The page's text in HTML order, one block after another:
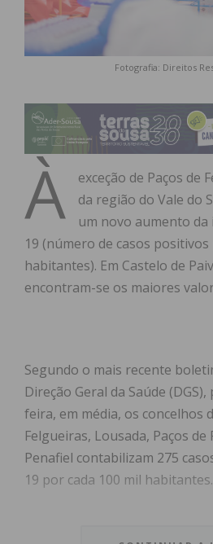
Fotografia: Direitos
À
exceção de Paços de
da região do Vale do
um novo aumento da
19 (número de casos
habitantes). Em Castelo de
encontram-se os maiores
Segundo o mais recente
Direção Geral da Saúde
feira, em média, os concelhos
Felgueiras, Lousada, Paços
Penafiel contabilizam 275
19 por cada 100 mil habitantes.